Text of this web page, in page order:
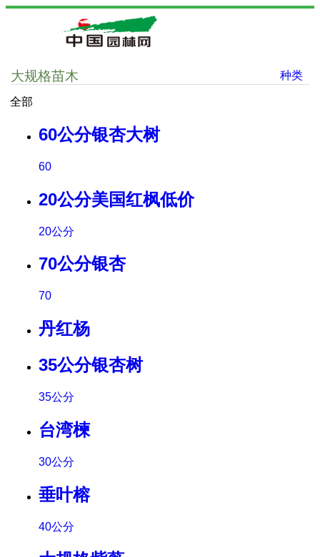
大规格苗木 种类
全部
60公分银杏大树
60
20公分美国红枫低价
20公分
70公分银杏
70
丹红杨
35公分银杏树
35公分
台湾楝
30公分
垂叶榕
40公分